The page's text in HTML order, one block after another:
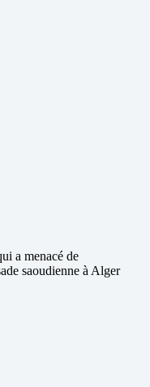
a menacé de
saoudienne à Alger